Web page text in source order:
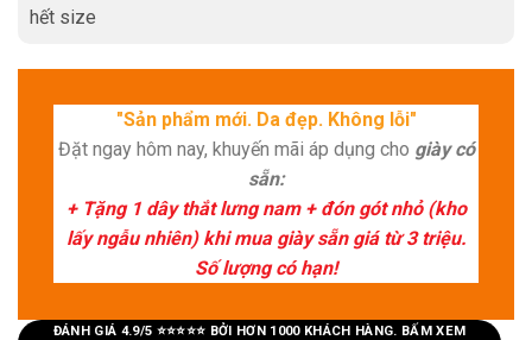
hết size
"Sản phẩm mới. Da đẹp. Không lỗi"
Đặt ngay hôm nay, khuyến mãi áp dụng cho giày có
sẵn:
+ Tặng 1 dây thắt lưng nam + đón gót nhỏ (kho
lấy ngẫu nhiên) khi mua giày sẵn giá từ 3 triệu.
Số lượng có hạn!
ĐÁNH GIÁ 4.9/5 ⭐⭐⭐⭐⭐ BỞI HƠN 1000 KHÁCH HÀNG. BẤM XEM